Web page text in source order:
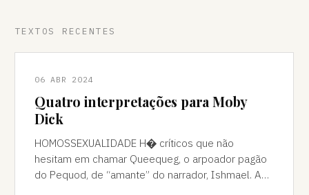
TEXTOS RECENTES
06 ABR 2024
Quatro interpretações para Moby
Dick
HOMOSSEXUALIDADE H� críticos que não
hesitam em chamar Queequeg, o arpoador pagão
do Pequod, de “amante” do narrador, Ishmael. A